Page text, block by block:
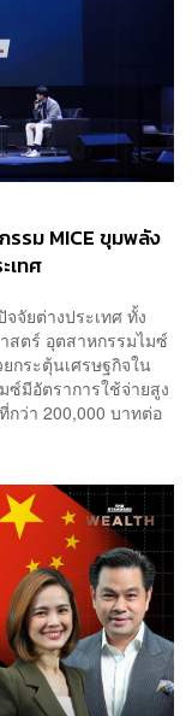
รม MICE ขุมพลัง
เทศ
จัยต่างประเทศ ทั้ง
สตร์ อุตสาหกรรมไมซ์
กระตุ้นเศรษฐกิจใน
มีอัตราการใช้จ่ายสูง
กว่า 200,000 บาทต่อ